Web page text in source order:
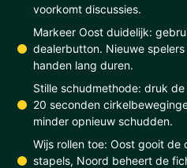
voorkomt discussies.
Markeer Oost duidelijk:
dealerbutton. Nieuwe
handen lang duren.
Stille schudmethode: druk
20 seconden
minder opnieuw schudden.
Wijs rollen toe: Oost gooit
stapels, Noord beheert de